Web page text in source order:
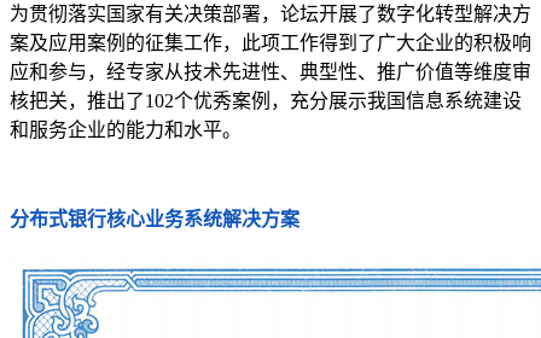
为贯彻落实国家有关决策部署，论坛开展了数字化转型解决方
案及应用案例的征集工作，此项工作得到了广大企业的积极响
应和参与，经专家从技术先进性、典型性、推广价值等维度审
核把关，推出了102个优秀案例，充分展示我国信息系统建设
和服务企业的能力和水平。
分布式银行核心业务系统解决方案